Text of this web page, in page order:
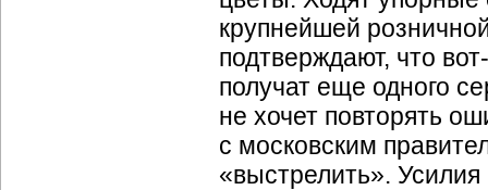
крупнейшей
подтверждают, что
получат еще одного
не хочет повторять
с московским
«выстрелить».